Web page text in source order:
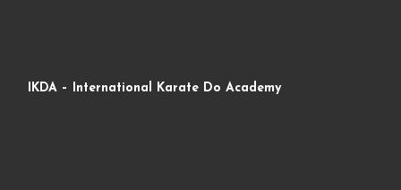
IKDA – International Karate Do Academy